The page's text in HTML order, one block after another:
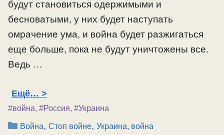
будут становиться одержимыми и
бесноватыми, у них будет наступать
омрачение ума, и война будет разжигаться
еще больше, пока не будут уничтожены все.
Ведь …
Ещё…
#война, #Россия, #Украина
Рубрики
Война,Стоп войне,Украина, война